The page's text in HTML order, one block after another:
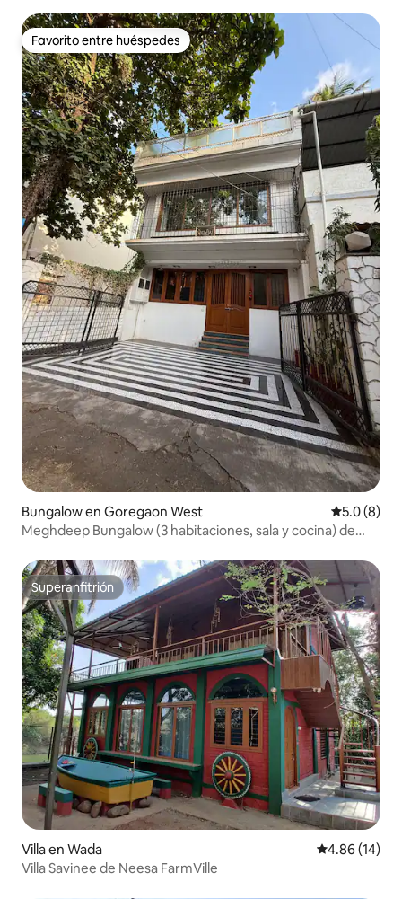
Favorito entre huéspedes
Favorito entre huéspedes
Bungalow en Goregaon West
5.0 (8)
Meghdeep Bungalow (3 habitaciones, sala y cocina) de
Superanfitrión
Superanfitrión
Villa en Wada Calificación
4.86 (14)
Villa Savinee de Neesa FarmVille